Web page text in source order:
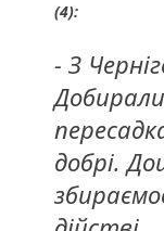
(4):
- З
добрі.